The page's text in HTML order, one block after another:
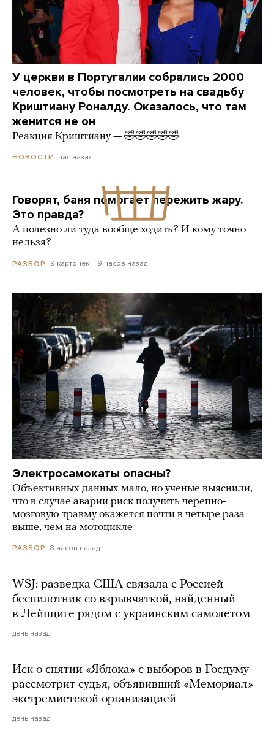
У церкви в Португалии собрались 2000
человек, чтобы посмотреть на свадьбу
Криштиану Роналду. Оказалось, что там
женится не он
Реакция Криштиану — 🤣🤣🤣🤣🤣
НОВОСТИ час назад
Говорят, баня помогает пережить жару.
Это правда?
А полезно ли туда вообще ходить? И кому точно
нельзя?
РАЗБОР 9 карточек 9 часов назад
Электросамокаты опасны?
Объективных данных мало, но ученые выяснили,
что в случае аварии риск получить черепно-
мозговую травму окажется почти в четыре раза
выше, чем на мотоцикле
РАЗБОР 8 часов назад
WSJ: разведка США связала с Россией
беспилотник со взрывчаткой, найденный
в Лейпциге рядом с украинским самолетом
день назад
Иск о снятии «Яблока» с выборов в Госдуму
рассмотрит судья, объявивший «Мемориал»
экстремистской организацией
день назад